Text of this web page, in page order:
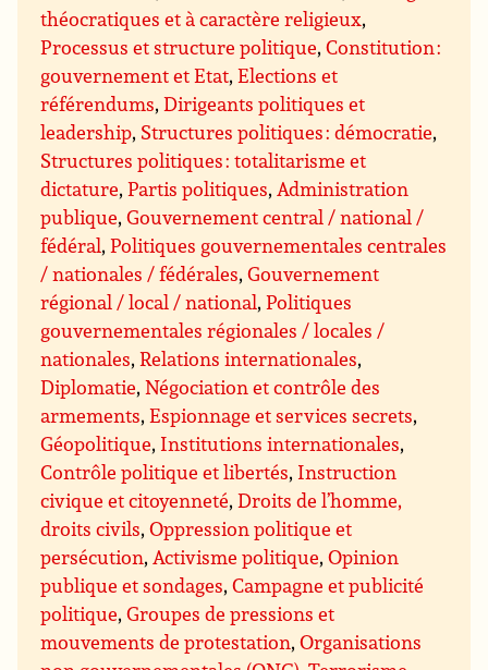
théocratiques et à caractère religieux,
Processus et structure politique,Constitution :
gouvernement et Etat,Elections et
référendums,Dirigeants politiques et
leadership, Structures politiques : démocratie,
Structures politiques : totalitarisme et
dictature,Partis politiques,Administration
publique,Gouvernement central / national /
fédéral,Politiques gouvernementales centrales
/ nationales / fédérales,Gouvernement
régional / local / national,Politiques
gouvernementales régionales / locales /
nationales,Relations internationales,
Diplomatie,Négociation et contrôle des
armements,Espionnage et services secrets,
Géopolitique, Institutions internationales,
Contrôle politique et libertés, Instruction
civique et citoyenneté,Droits de l’homme,
droits civils,Oppression politique et
persécution,Activisme politique,Opinion
publique et sondages,Campagne et publicité
politique,Groupes de pressions et
mouvements de protestation,Organisations